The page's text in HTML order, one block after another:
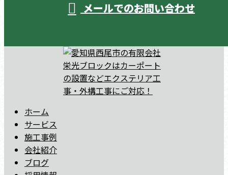
メールでのお問い合わせ
ホーム
サービス
施工事例
会社紹介
ブログ